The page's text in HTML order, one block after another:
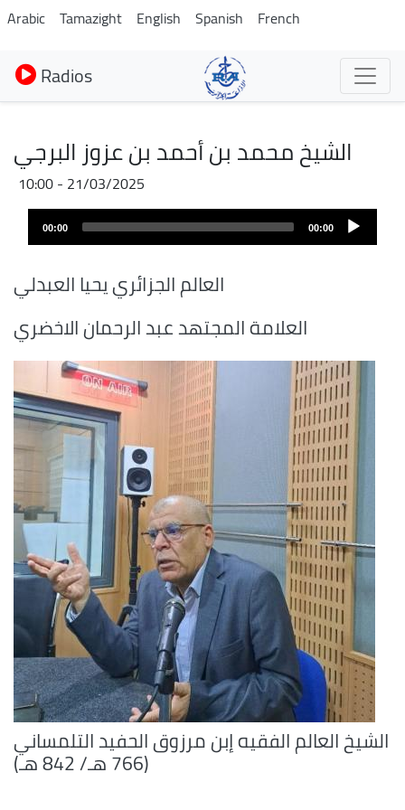
Aller
au
contenu
principal
Arabic Tamazight English Spanish French
Radios
الشيخ محمد بن أحمد بن عزوز البرجي
21/03/2025 - 10:00
00:00
00:00
العالم الجزائري يحيا العبدلي
العلامة المجتهد عبد الرحمان الاخضري
الشيخ العالم الفقيه إبن مرزوق الحفيد التلمساني
(766 هـ/ 842 هـ)